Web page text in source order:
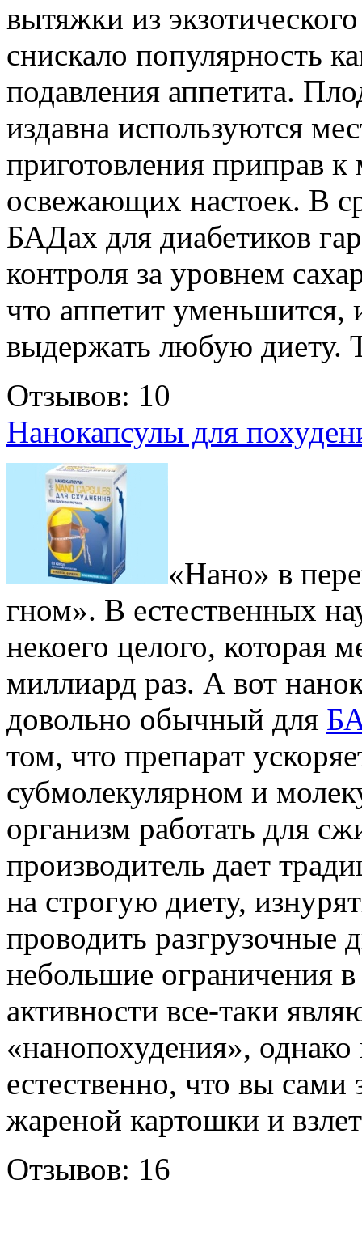
вытяжки из
снискало популярность
подавления аппетита.
издавна используются
приготовления приправ
освежающих настоек. В
БАДах для диабетиков
контроля за уровнем
что аппетит уменьшится,
выдержать любую диету.
Отзывов: 10
Нанокапсулы для
«Нано» в
гном». В естественных
некоего целого, которая
миллиард раз. А вот
довольно обычный для
том, что препарат
субмолекулярном и
организм работать для
производитель дает
на строгую диету,
проводить разгрузочные
небольшие ограничения
активности все-таки
«нанопохудения», однако
естественно, что вы сами
жареной картошки и
Отзывов: 16